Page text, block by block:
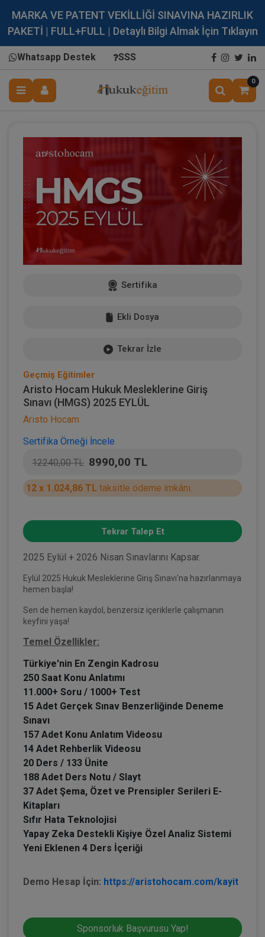
MARKA VE PATENT VEKİLLİĞİ SINAVINA HAZIRLIK
PAKETİ | FULL+FULL | Detaylı Bilgi Almak İçin Tıklayın
Whatsapp Destek SSS
0
Sertifika
Ekli Dosya
Tekrar İzle
Geçmiş Eğitimler
Aristo Hocam Hukuk Mesleklerine Giriş
Sınavı (HMGS) 2025 EYLÜL
Aristo Hocam
Sertifika Örneği İncele
12240,00 TL 8990,00 TL
12 x 1.024,86 TL taksitle ödeme imkânı.
Tekrar Talep Et
2025 Eylül + 2026 Nisan Sınavlarını Kapsar.
Eylül 2025 Hukuk Mesleklerine Giriş Sınavı'na hazırlanmaya
hemen başla!
Sen de hemen kaydol, benzersiz içeriklerle çalışmanın
keyfini yaşa!
Temel Özellikler:
Türkiye'nin En Zengin Kadrosu
250 Saat Konu Anlatımı
11.000+ Soru / 1000+ Test
15 Adet Gerçek Sınav Benzerliğinde Deneme
Sınavı
157 Adet Konu Anlatım Videosu
14 Adet Rehberlik Videosu
20 Ders / 133 Ünite
188 Adet Ders Notu / Slayt
37 Adet Şema, Özet ve Prensipler Serileri E-
Kitapları
Sıfır Hata Teknolojisi
Yapay Zeka Destekli Kişiye Özel Analiz Sistemi
Yeni Eklenen 4 Ders İçeriği
Demo Hesap İçin: https://aristohocam.com/kayit
Sponsorluk Başvurusu Yap!